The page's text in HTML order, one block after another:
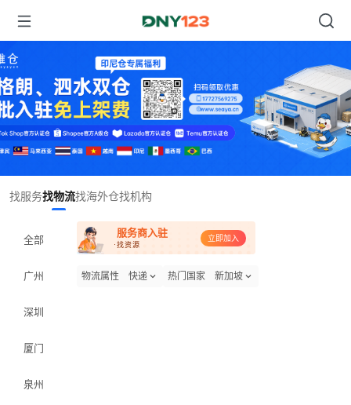
找服务找物流找海外仓找机构
全部
广州
深圳
厦门
泉州
服务商入驻
·找资源
立即加入
物流属性 快递 热门国家 新加坡